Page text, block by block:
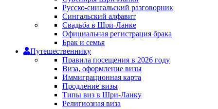
Русско-сингальский разговорник
Сингальский алфавит
Свадьба в Шри-Ланке
Официальная регистрация брака
Брак и семья
Путешественнику
Правила посещения в 2026 году
Виза, оформление визы
Иммиграционная карта
Продление визы
Типы виз в Шри-Ланку
Религиозная виза